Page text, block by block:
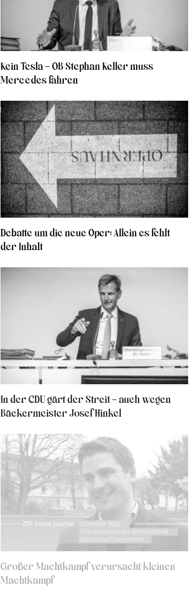
Kein Tesla – OB Stephan Keller muss
Mercedes fahren
Debatte um die neue Oper: Allein es fehlt
der Inhalt
In der CDU gärt der Streit – auch wegen
Bäckermeister Josef Hinkel
Großer Machtkampf verursacht kleinen
Machtkampf